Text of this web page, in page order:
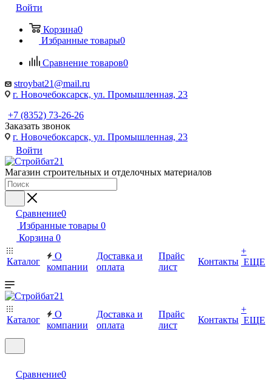
Войти
Корзина0
Избранные товары0
Сравнение товаров0
stroybat21@mail.ru
г. Новочебоксарск, ул. Промышленная, 23
+7 (8352) 73-26-26
Заказать звонок
г. Новочебоксарск, ул. Промышленная, 23
Войти
Магазин строительных и отделочных материалов
Сравнение0
Избранные товары 0
Корзина 0
Каталог
О
компании
Доставка и
оплата
Прайс
лист
Контакты
+
ЕЩЕ
Каталог
О
компании
Доставка и
оплата
Прайс
лист
Контакты
+
ЕЩЕ
Сравнение0